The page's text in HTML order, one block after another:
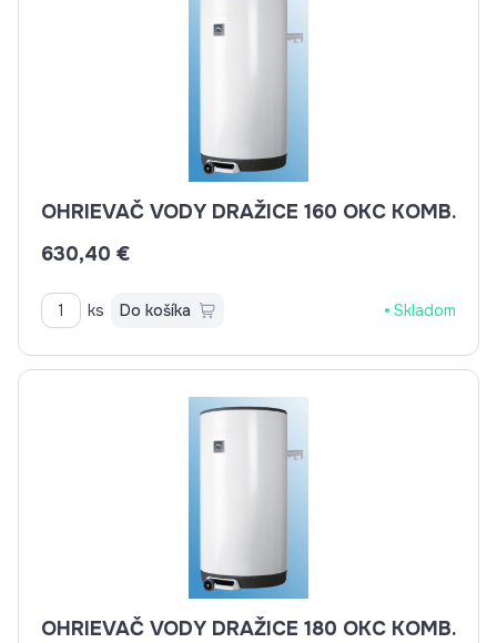
OHRIEVAČ VODY DRAŽICE 160 OKC KOMB.
630,40 €
ks Do košíka Skladom
OHRIEVAČ VODY DRAŽICE 180 OKC KOMB.